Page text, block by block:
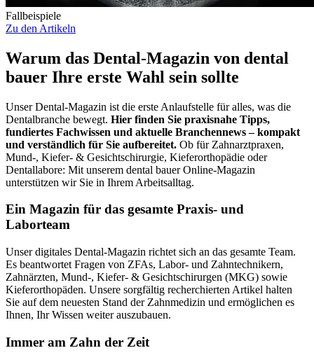
Fallbeispiele
Zu den Artikeln
Warum das Dental-Magazin von dental
bauer Ihre erste Wahl sein sollte
Unser Dental-Magazin ist die erste Anlaufstelle für alles, was die
Dentalbranche bewegt. Hier finden Sie praxisnahe Tipps,
fundiertes Fachwissen und aktuelle Branchennews – kompakt
und verständlich für Sie aufbereitet. Ob für Zahnarztpraxen,
Mund-, Kiefer- & Gesichtschirurgie, Kieferorthopädie oder
Dentallabore: Mit unserem dental bauer Online-Magazin
unterstützen wir Sie in Ihrem Arbeitsalltag.
Ein Magazin für das gesamte Praxis- und
Laborteam
Unser digitales Dental-Magazin richtet sich an das gesamte Team.
Es beantwortet Fragen von ZFAs, Labor- und Zahntechnikern,
Zahnärzten, Mund-, Kiefer- & Gesichtschirurgen (MKG) sowie
Kieferorthopäden. Unsere sorgfältig recherchierten Artikel halten
Sie auf dem neuesten Stand der Zahnmedizin und ermöglichen es
Ihnen, Ihr Wissen weiter auszubauen.
Immer am Zahn der Zeit